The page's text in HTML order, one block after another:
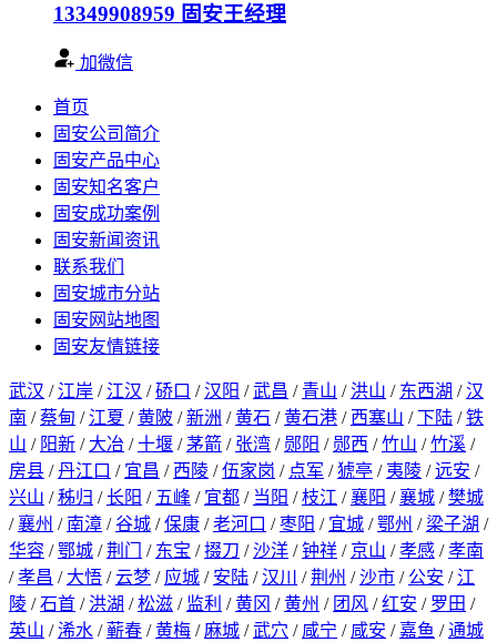
13349908959 固安王经理
加微信
首页
固安公司简介
固安产品中心
固安知名客户
固安成功案例
固安新闻资讯
联系我们
固安城市分站
固安网站地图
固安友情链接
武汉 / 江岸 / 江汉 /硚口 /汉阳 /武昌 / 青山 / 洪山 / 东西湖 /汉
南 /蔡甸 / 江夏 /黄陂 /新洲 /黄石 /黄石港 / 西塞山 /下陆 /铁
山 / 阳新 / 大冶 /十堰 /茅箭 / 张湾 / 郧阳 / 郧西 /竹山 /竹溪 /
房县 /丹江口 / 宜昌 / 西陵 /伍家岗 / 点军 /猇亭 / 夷陵 /远安 /
兴山 /秭归 /长阳 / 五峰 / 宜都 / 当阳 /枝江 /襄阳 /襄城 /樊城
/襄州 / 南漳 /谷城 /保康 /老河口 /枣阳 / 宜城 /鄂州 / 梁子湖 /
华容 /鄂城 /荆门 / 东宝 /掇刀 /沙洋 /钟祥 / 京山 /孝感 /孝南
/孝昌 / 大悟 /云梦 / 应城 / 安陆 /汉川 /荆州 /沙市 / 公安 / 江
陵 /石首 / 洪湖 /松滋 / 监利 /黄冈 /黄州 / 团风 /红安 / 罗田 /
英山 /浠水 /蕲春 /黄梅 / 麻城 /武穴 / 咸宁 / 咸安 / 嘉鱼 /通城